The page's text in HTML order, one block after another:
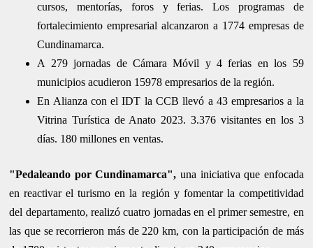
cursos, mentorías, foros y ferias. Los programas de
fortalecimiento empresarial alcanzaron a 1774 empresas de
Cundinamarca.
A 279 jornadas de Cámara Móvil y 4 ferias en los 59
municipios acudieron 15978 empresarios de la región.
En Alianza con el IDT la CCB llevó a 43 empresarios a la
Vitrina Turística de Anato 2023. 3.376 visitantes en los 3
días. 180 millones en ventas.
"Pedaleando por Cundinamarca", una iniciativa que enfocada
en reactivar el turismo en la región y fomentar la competitividad
del departamento, realizó cuatro jornadas en el primer semestre, en
las que se recorrieron más de 220 km, con la participación de más